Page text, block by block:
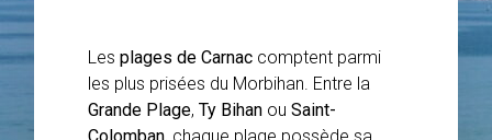
Les plages de Carnaccomptent parmi
les plus prisées du Morbihan. Entre la
Grande Plage, Ty Bihanou Saint-